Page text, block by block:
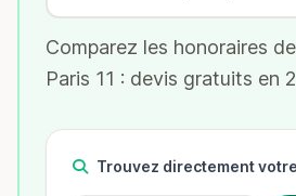
Comparez les honoraires
Paris 11 : devis gratuits en
Trouvez directement